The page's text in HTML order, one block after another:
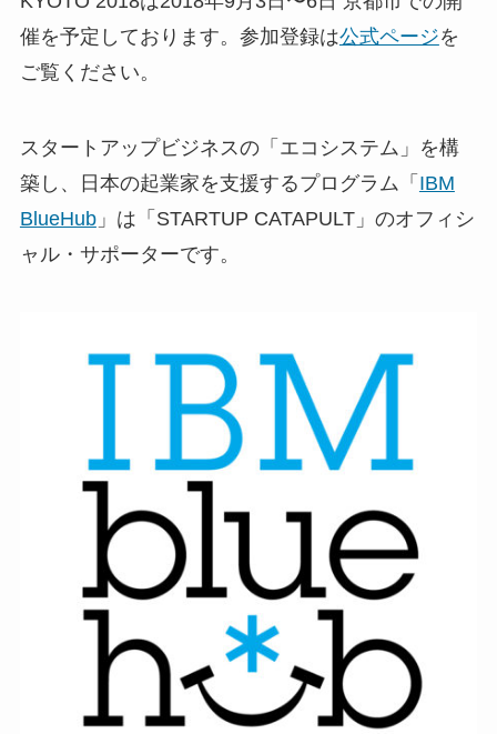
催を予定しております。参加登録は公式ページを
ご覧ください。
スタートアップビジネスの「エコシステム」を構
築し、日本の起業家を支援するプログラム「 IBM
BlueHub」は「STARTUP CATAPULT」のオフィシ
ャル・サポーターです。